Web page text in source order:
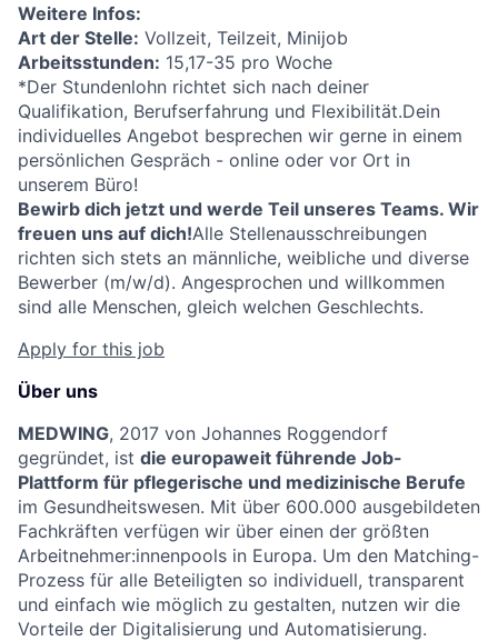
Weitere Infos:
Art der Stelle: Vollzeit, Teilzeit, Minijob
Arbeitsstunden: 15,17-35 pro Woche
*Der Stundenlohn richtet sich nach deiner
Qualifikation, Berufserfahrung und Flexibilität.Dein
individuelles Angebot besprechen wir gerne in einem
persönlichen Gespräch - online oder vor Ort in
unserem Büro!
Bewirb dich jetzt und werde Teil unseres Teams. Wir
freuen uns auf dich!Alle Stellenausschreibungen
richten sich stets an männliche, weibliche und diverse
Bewerber (m/w/d). Angesprochen und willkommen
sind alle Menschen, gleich welchen Geschlechts.
Apply for this job
Über uns
MEDWING, 2017 von Johannes Roggendorf
gegründet, ist die europaweit führende Job-
Plattform für pflegerische und medizinische Berufe
im Gesundheitswesen. Mit über 600.000 ausgebildeten
Fachkräften verfügen wir über einen der größten
Arbeitnehmer:innenpools in Europa. Um den Matching-
Prozess für alle Beteiligten so individuell, transparent
und einfach wie möglich zu gestalten, nutzen wir die
Vorteile der Digitalisierung und Automatisierung.